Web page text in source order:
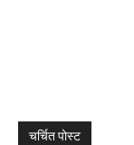
चर्चित पोस्ट